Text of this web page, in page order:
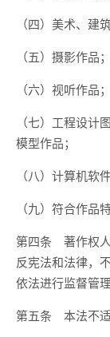
（四）美术、建
（五）摄影作品；
（六）视听作品；
（七）工程设计
模型作品；
（八）计算机软件
（九）符合作品
第四条 著作权
反宪法和法律，
依法进行监督管理
第五条 本法不适